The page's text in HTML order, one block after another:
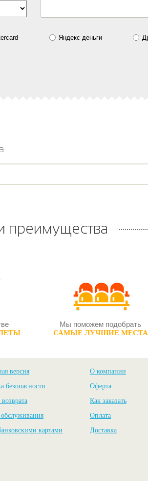
Яндекс деньги
преимущества
Мы поможем подобрать
САМЫЕ ЛУЧШИЕ МЕСТА
версия
безопасности
картами
О компании
Оферта
Как заказать
Оплата
Доставка